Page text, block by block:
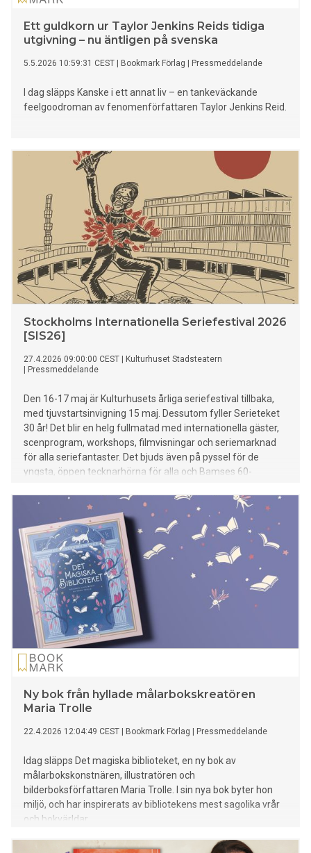
Ett guldkorn ur Taylor Jenkins Reids tidiga
utgivning – nu äntligen på svenska
5.5.2026 10:59:31 CEST Bookmark Förlag Pressmeddelande
I dag släpps Kanske i ett annat liv – en tankeväckande
feelgoodroman av fenomenförfattaren Taylor Jenkins Reid.
Stockholms Internationella Seriefestival 2026
[SIS26]
27.4.2026 09:00:00 CEST
Kulturhuset Stadsteatern
Pressmeddelande
Den 16-17 maj är Kulturhusets årliga seriefestival tillbaka,
med tjuvstartsinvigning 15 maj. Dessutom fyller Serieteket
30 år! Det blir en helg fullmatad med internationella gäster,
scenprogram, workshops, filmvisningar och seriemarknad
för alla seriefantaster. Det bjuds även på pyssel för de
yngsta, öppen tecknarhörna för alla och Bamses 60-
Jonsson, Liv Strömquist, Émilie Tronche, Kjersti Synneva
Moen & Nora Dåsnes, Nando von Arb, Fumettibrutti, Marco
Taddei & La Came.
Ny bok från hyllade målarbokskreatören
Maria Trolle
22.4.2026 12:04:49 CEST Bookmark Förlag Pressmeddelande
Idag släpps Det magiska biblioteket, en ny bok av
målarbokskonstnären, illustratören och
bilderboksförfattaren Maria Trolle. I sin nya bok byter hon
miljö, och har inspirerats av bibliotekens mest sagolika vrår
och bokvärldar.